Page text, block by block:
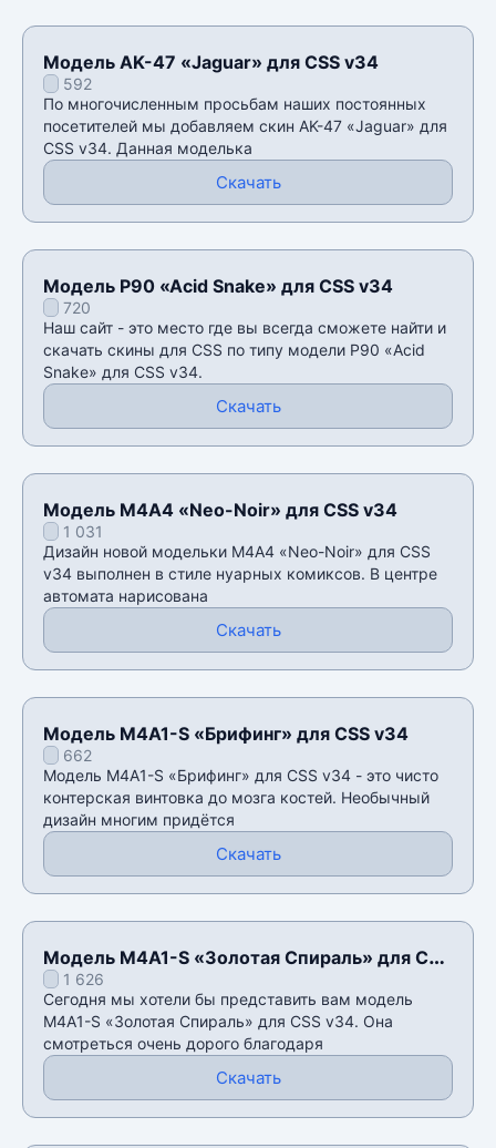
Модель AK-47 «Jaguar» для CSS v34
592
По многочисленным просьбам наших постоянных
посетителей мы добавляем скин AK-47 «Jaguar» для
CSS v34. Данная моделька
Скачать
Модель P90 «Acid Snake» для CSS v34
720
Наш сайт - это место где вы всегда сможете найти и
скачать скины для CSS по типу модели P90 «Acid
Snake» для CSS v34.
Скачать
Модель М4А4 «Neo-Noir» для CSS v34
1 031
Дизайн новой модельки М4А4 «Neo-Noir» для CSS
v34 выполнен в стиле нуарных комиксов. В центре
автомата нарисована
Скачать
Модель M4A1-S «Брифинг» для CSS v34
662
Модель M4A1-S «Брифинг» для CSS v34 - это чисто
контерская винтовка до мозга костей. Необычный
дизайн многим придëтся
Скачать
Модель M4A1-S «Золотая Спираль» для CSS
v341 626
Сегодня мы хотели бы представить вам модель
M4A1-S «Золотая Спираль» для CSS v34. Она
смотреться очень дорого благодаря
Скачать